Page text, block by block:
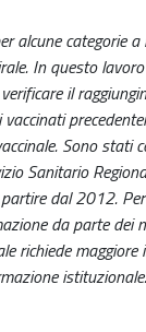
alcune categorie
In questo
il
Sono stati
Sanitario
dal 2012.
da parte dei
richiede
istituzionale.